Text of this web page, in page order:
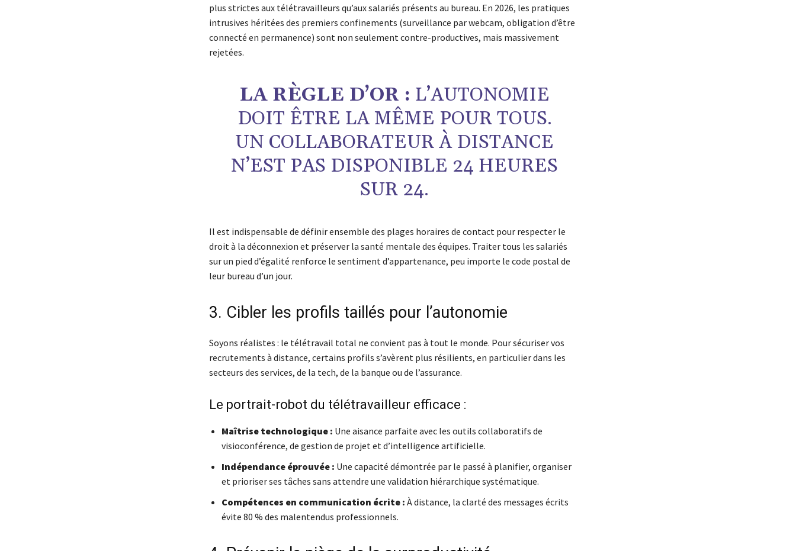
plus strictes aux télétravailleurs qu’aux salariés présents au bureau. En 2026, les pratiques
intrusives héritées des premiers confinements (surveillance par webcam, obligation d’être
connecté en permanence) sont non seulement contre-productives, mais massivement
rejetées.
LA RÈGLE D’OR : L’AUTONOMIE
DOIT ÊTRE LA MÊME POUR TOUS.
UN COLLABORATEUR À DISTANCE
N’EST PAS DISPONIBLE 24 HEURES
SUR 24.
Il est indispensable de définir ensemble des plages horaires de contact pour respecter le
droit à la déconnexion et préserver la santé mentale des équipes. Traiter tous les salariés
sur un pied d’égalité renforce le sentiment d’appartenance, peu importe le code postal de
leur bureau d’un jour.
3. Cibler les profils taillés pour l’autonomie
Soyons réalistes : le télétravail total ne convient pas à tout le monde. Pour sécuriser vos
recrutements à distance, certains profils s’avèrent plus résilients, en particulier dans les
secteurs des services, de la tech, de la banque ou de l’assurance.
Le portrait-robot du télétravailleur efficace :
Maîtrise technologique : Une aisance parfaite avec les outils collaboratifs de
visioconférence, de gestion de projet et d’intelligence artificielle.
Indépendance éprouvée : Une capacité démontrée par le passé à planifier, organiser
et prioriser ses tâches sans attendre une validation hiérarchique systématique.
Compétences en communication écrite : À distance, la clarté des messages écrits
évite 80 % des malentendus professionnels.